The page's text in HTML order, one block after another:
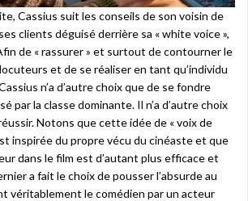
Cassius suit les conseils de son voisin de
clients déguisé derrière sa « white voice »,
de « rassurer » et surtout de contourner le
et de se réaliser en tant qu’individu
n’a d’autre choix que de se fondre
par la classe dominante. Il n’a d’autre choix
Notons que cette idée de « voix de
inspirée du propre vécu du cinéaste et que
dans le film est d’autant plus efficace et
a fait le choix de pousser l’absurde au
véritablement le comédien par un acteur